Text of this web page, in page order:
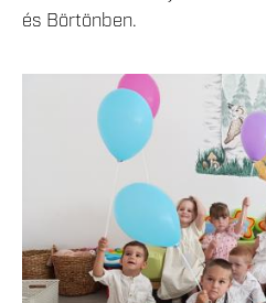
és Börtönben.